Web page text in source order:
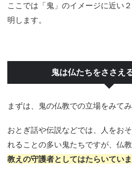
ここでは「鬼」のイメージに近い
明します。
鬼は仏たちをささえ
まずは、鬼の仏教での立場をみてみ
おとぎ話や伝説などでは、人をお
れることの多い鬼たちですが、仏
教えの守護者としてはたらいていま